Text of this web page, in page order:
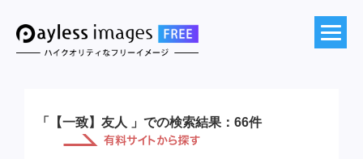
「【一致】友人 」での検索結果：66件